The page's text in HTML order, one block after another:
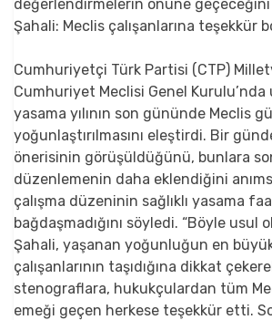
Şahali: Meclis çalışanlarına teşekkür
Cumhuriyetçi Türk Partisi (CTP)
Cumhuriyet Meclisi Genel
yasama yılının son gününde Meclis
yoğunlaştırılmasını eleştirdi. Bir
önerisinin görüşüldüğünü, bunlara
düzenlemenin daha eklendiğini
çalışma düzeninin sağlıklı yasama
bağdaşmadığını söyledi. “Böyle usul
Şahali, yaşanan yoğunluğun en
çalışanlarının taşıdığına dikkat
stenograflara, hukukçulardan tüm
emeği geçen herkese teşekkür etti.